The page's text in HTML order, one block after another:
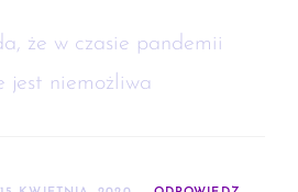
że w czasie pandemii
jest niemożliwa